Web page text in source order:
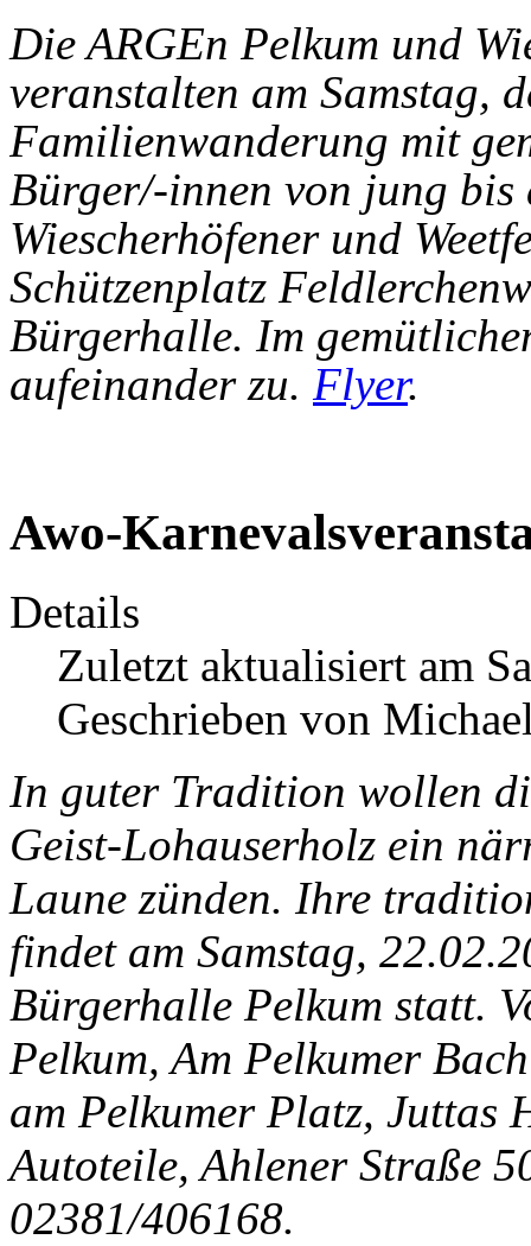
Die ARGEn Pelkum und
veranstalten am Samstag,
Familienwanderung mit
Bürger/-innen von jung
Wiescherhöfener und
Schützenplatz
Bürgerhalle. Im
aufeinander zu. Flyer.
Awo-
Details
Zuletzt aktualisiert am
Geschrieben von
In guter Tradition wollen
Geist-Lohauserholz ein
Laune zünden. Ihre
findet am Samstag,
Bürgerhalle Pelkum statt.
Pelkum, Am Pelkumer
am Pelkumer Platz, Juttas
Autoteile, Ahlener Straße
02381/406168.